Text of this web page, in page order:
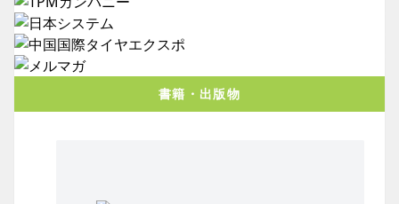
書籍・出版物